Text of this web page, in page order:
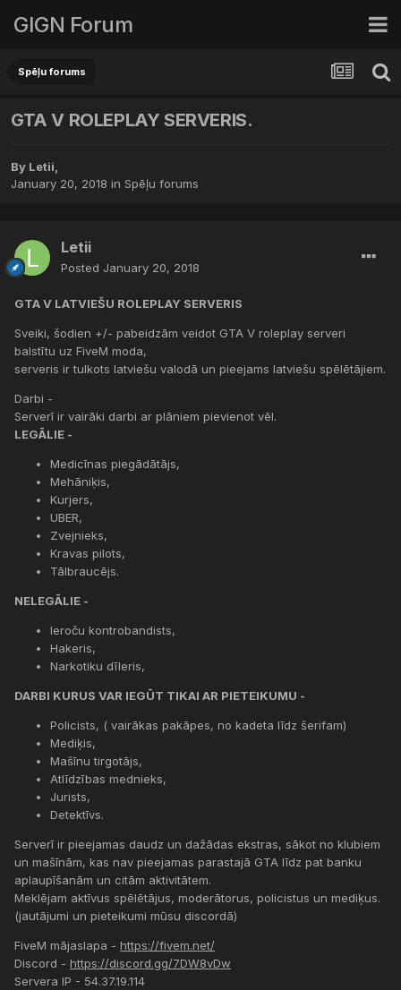
GIGN Forum
Spēļu forums
GTA V ROLEPLAY SERVERIS.
By Letii,
January 20, 2018 in Spēļu forums
Letii
Posted January 20, 2018
GTA V LATVIEŠU ROLEPLAY SERVERIS
Sveiki, šodien +/- pabeidzām veidot GTA V roleplay serveri
balstītu uz FiveM moda,
serveris ir tulkots latviešu valodā un pieejams latviešu spēlētājiem.
Darbi -
Serverī ir vairāki darbi ar plāniem pievienot vēl.
LEGĀLIE -
Medicīnas piegādātājs,
Mehāniķis,
Kurjers,
UBER,
Zvejnieks,
Kravas pilots,
Tālbraucējs.
NELEGĀLIE -
Ieroču kontrobandists,
Hakeris,
Narkotiku dīleris,
DARBI KURUS VAR IEGŪT TIKAI AR PIETEIKUMU -
Policists, ( vairākas pakāpes, no kadeta līdz šerifam)
Mediķis,
Mašīnu tirgotājs,
Atlīdzības mednieks,
Jurists,
Detektīvs.
Serverī ir pieejamas daudz un dažādas ekstras, sākot no klubiem
un mašīnām, kas nav pieejamas parastajā GTA līdz pat banku
aplaupīšanām un citām aktivitātem.
Meklējam aktīvus spēlētājus, moderātorus, policistus un mediķus.
(jautājumi un pieteikumi mūsu discordā)
FiveM mājaslapa - https://fivem.net/
Discord - https://discord.gg/7DW8vDw
Servera IP - 54.37.19.114